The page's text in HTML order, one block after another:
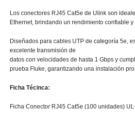
Los conectores RJ45 Cat5e de Ulink son
Ethernet, brindando un rendimiento confiable y
Diseñados para cables UTP de categoría 5e,
excelente transmisión de
datos con velocidades de hasta 1 Gbps y
prueba Fluke, garantizando una instalación
Ficha Técinca:
Ficha Conector RJ45 Cat5e (100 unidades)